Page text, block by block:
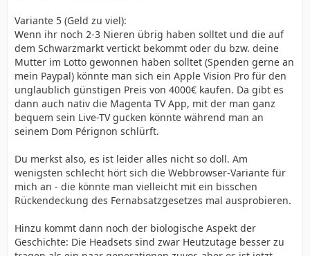
Variante 5 (Geld zu viel):
Wenn ihr noch 2-3 Nieren übrig haben solltet und die auf
dem Schwarzmarkt vertickt bekommt oder du bzw. deine
Mutter im Lotto gewonnen haben solltet (Spenden gerne an
mein Paypal) könnte man sich ein Apple Vision Pro für den
unglaublich günstigen Preis von 4000€ kaufen. Da gibt es
dann auch nativ die Magenta TV App, mit der man ganz
bequem sein Live-TV gucken könnte während man an
seinem Dom Pérignon schlürft.
Du merkst also, es ist leider alles nicht so doll. Am
wenigsten schlecht hört sich die Webbrowser-Variante für
mich an - die könnte man vielleicht mit ein bisschen
Rückendeckung des Fernabsatzgesetzes mal ausprobieren.
Hinzu kommt dann noch der biologische Aspekt der
Geschichte: Die Headsets sind zwar Heutzutage besser zu